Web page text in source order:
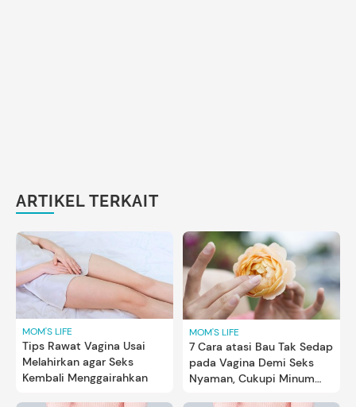
ARTIKEL TERKAIT
MOM'S LIFE
Tips Rawat Vagina Usai
Melahirkan agar Seks
Kembali Menggairahkan
MOM'S LIFE
7 Cara atasi Bau Tak Sedap
pada Vagina Demi Seks
Nyaman, Cukupi Minum